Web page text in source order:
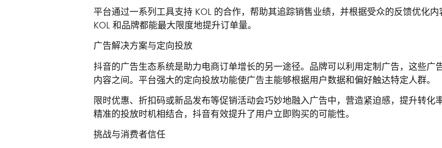
平台通过一系列工具支持 KOL 的合作，帮助其追踪销售业绩，并根据受众的反馈优化
KOL 和品牌都能最大限度地提升订单量。
广告解决方案与定向投放
抖音的广告生态系统是助力电商订单增长的另一途径。品牌可以利用定制广告，这些广
内容之间。平台强大的定向投放功能使广告主能够根据用户数据和偏好触达特定人群。
限时优惠、折扣码或新品发布等促销活动会巧妙地融入广告中，营造紧迫感，提升转化
精准的投放时机相结合，抖音有效提升了用户立即购买的可能性。
挑战与消费者信任